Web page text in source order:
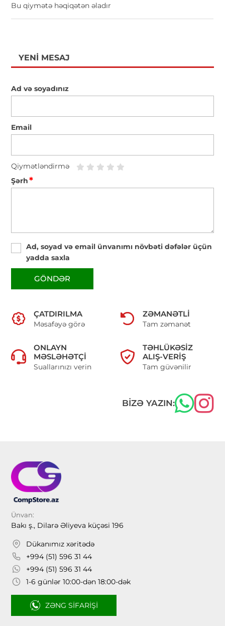
Bu qiymətə həqiqətən əladır
YENI MESAJ
Ad və soyadınız
Email
Qiymətləndirmə
Şərh*
Ad, soyad və email ünvanımı növbəti dəfələr üçün
yadda saxla
GÖNDƏR
ÇATDIRILMA
Məsafəyə görə
ZƏMANƏTLI
Tam zəmanət
ONLAYN
MƏSLƏHƏTÇI
Suallarınızı verin
TƏHLÜKƏSIZ
ALIŞ-VERIŞ
Tam güvənilir
BIZƏ YAZIN:
Ünvan:
Bakı ş., Dilarə Əliyeva küçəsi 196
Dükanımız xəritədə
+994 (51) 596 31 44
+994 (51) 596 31 44
1-6 günlər 10:00-dən 18:00-dək
ZƏNG SIFARIŞI